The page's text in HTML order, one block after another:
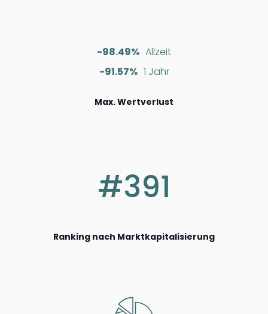
-98.49% Allzeit
-91.57% 1 Jahr
Max. Wertverlust
#391
Ranking nach Marktkapitalisierung